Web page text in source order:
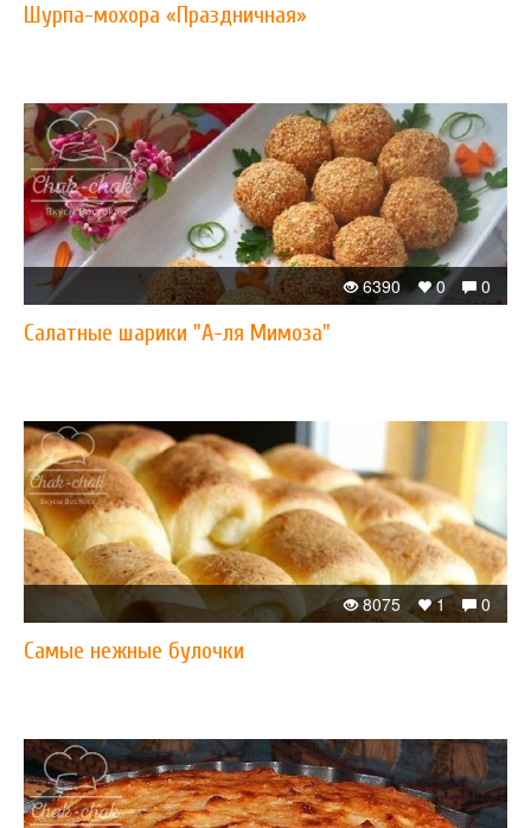
Шурпа-мохора «Праздничная»
0
0
6390
Салатные шарики "А-ля Мимоза"
0
1
8075
Самые нежные булочки